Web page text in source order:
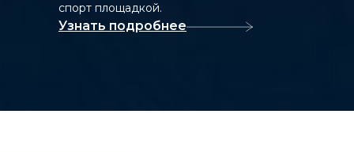
спорт площадкой.
Узнать подробнее